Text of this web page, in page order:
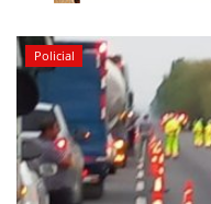
Policial